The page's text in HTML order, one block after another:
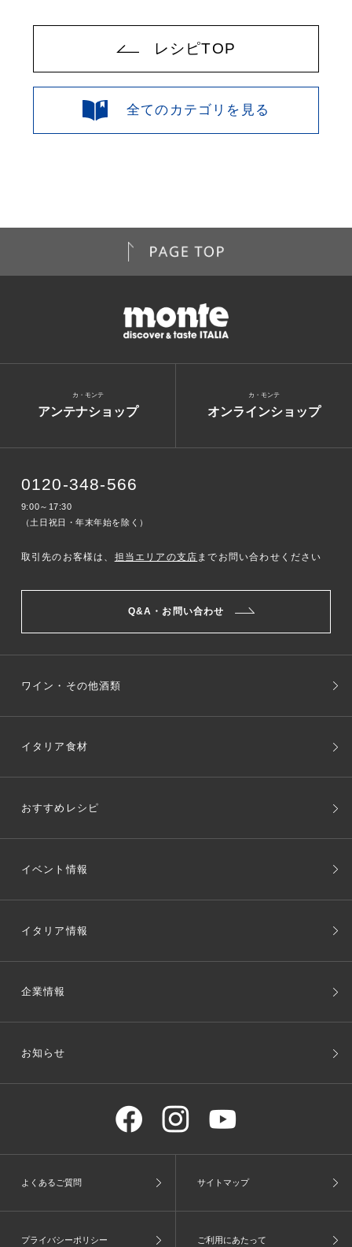
レシピTOP
全てのカテゴリを見る
アンテナショップ
カ・モンテ
オンラインショップ
カ・モンテ
0120-348-566
9:00～17:30
（土日祝日・年末年始を除く）
取引先のお客様は、 担当エリアの支店 までお問い合わせください
Q&A・お問い合わせ
ワイン・その他酒類
イタリア食材
おすすめレシピ
イベント情報
イタリア情報
企業情報
お知らせ
よくあるご質問 サイトマップ
プライバシーポリシー ご利用にあたって